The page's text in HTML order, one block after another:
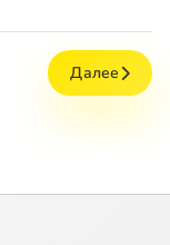
Далее